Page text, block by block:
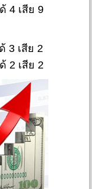
4 เสีย 9
3 เสีย 2
2 เสีย 2